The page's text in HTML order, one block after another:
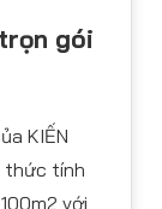
gói
KIẾN
thức tính
với